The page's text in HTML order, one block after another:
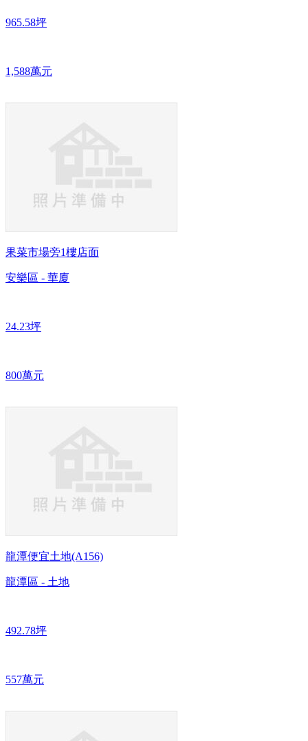
965.58坪
1,588萬元
果菜市場旁1樓店面
安樂區 - 華廈
24.23坪
800萬元
龍潭便宜土地(A156)
龍潭區 - 土地
492.78坪
557萬元